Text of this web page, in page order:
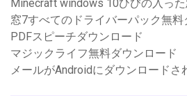
Minecraft windows 10ひびの入っ
窓7すべてのドライバーパック無料
PDFスピーチダウンロード
マジックライフ無料ダウンロード
メールがAndroidにダウンロードさ